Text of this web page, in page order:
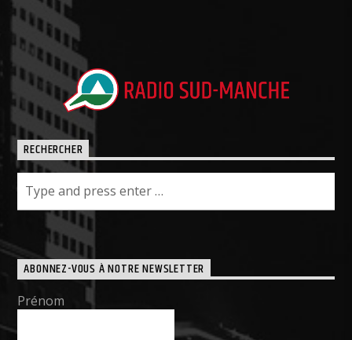
RECHERCHER
ABONNEZ-VOUS À NOTRE NEWSLETTER
Prénom